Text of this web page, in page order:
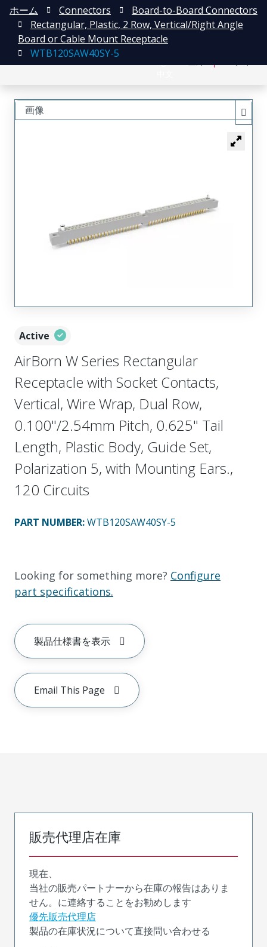
ホーム Connectors
Board-to-Board Connectors
Rectangular, Plastic, 2 Row, Vertical/Right Angle
Board or Cable Mount Receptacle
WTB120SAW40SY-5
Active
AirBorn W Series Rectangular
Receptacle with Socket Contacts,
Vertical, Wire Wrap, Dual Row,
0.100"/2.54mm Pitch, 0.625" Tail
Length, Plastic Body, Guide Set,
Polarization 5, with Mounting Ears.,
120 Circuits
PART NUMBER:WTB120SAW40SY-5
Looking for something more? Configure
part specifications.
製品仕様書を表示
Email This Page
画像
販売代理店在庫
現在、
当社の販売パートナーから在庫の報告はありま
せん。に連絡することをお勧めします
優先販売代理店
製品の在庫状況について直接問い合わせる